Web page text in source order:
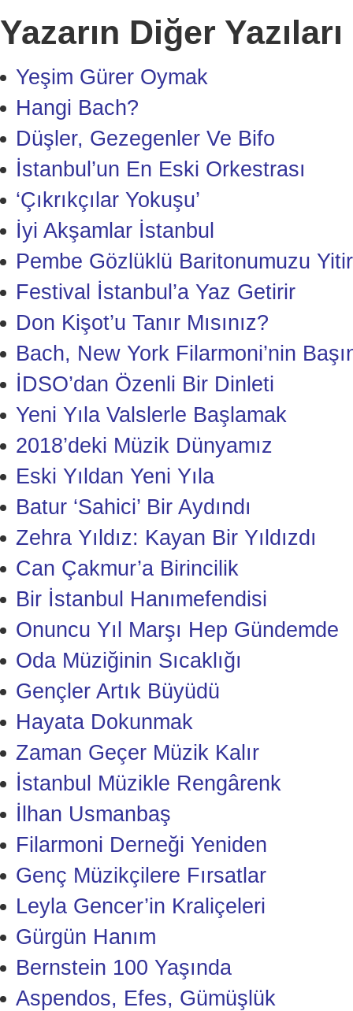
Yazarın Diğer Yazıları
Yeşim Gürer Oymak
Hangi Bach?
Düşler, Gezegenler Ve Bifo
İstanbul’un En Eski Orkestrası
‘Çıkrıkçılar Yokuşu’
İyi Akşamlar İstanbul
Pembe Gözlüklü Baritonumuzu
Festival İstanbul’a Yaz Getirir
Don Kişot’u Tanır Mısınız?
Bach, New York Filarmoni’nin
İDSO’dan Özenli Bir Dinleti
Yeni Yıla Valslerle Başlamak
2018’deki Müzik Dünyamız
Eski Yıldan Yeni Yıla
Batur ‘Sahici’ Bir Aydındı
Zehra Yıldız: Kayan Bir Yıldızdı
Can Çakmur’a Birincilik
Bir İstanbul Hanımefendisi
Onuncu Yıl Marşı Hep Gündemde
Oda Müziğinin Sıcaklığı
Gençler Artık Büyüdü
Hayata Dokunmak
Zaman Geçer Müzik Kalır
İstanbul Müzikle Rengârenk
İlhan Usmanbaş
Filarmoni Derneği Yeniden
Genç Müzikçilere Fırsatlar
Leyla Gencer’in Kraliçeleri
Gürgün Hanım
Bernstein 100 Yaşında
Aspendos, Efes, Gümüşlük